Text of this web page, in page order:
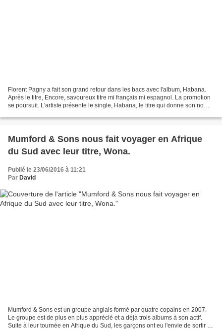
Florent Pagny a fait son grand retour dans les bacs avec l'album, Habana.
Après le titre, Encore, savoureux titre mi français mi espagnol. La promotion
se poursuit. L'artiste présente le single, Habana, le titre qui donne son nom à
Mumford & Sons nous fait voyager en Afrique
du Sud avec leur titre, Wona.
Publié le 23/06/2016 à 11:21
Par David
Mumford & Sons est un groupe anglais formé par quatre copains en 2007.
Le groupe est de plus en plus apprécié et a déjà trois albums à son actif.
Suite à leur tournée en Afrique du Sud, les garçons ont eu l'envie de sortir un